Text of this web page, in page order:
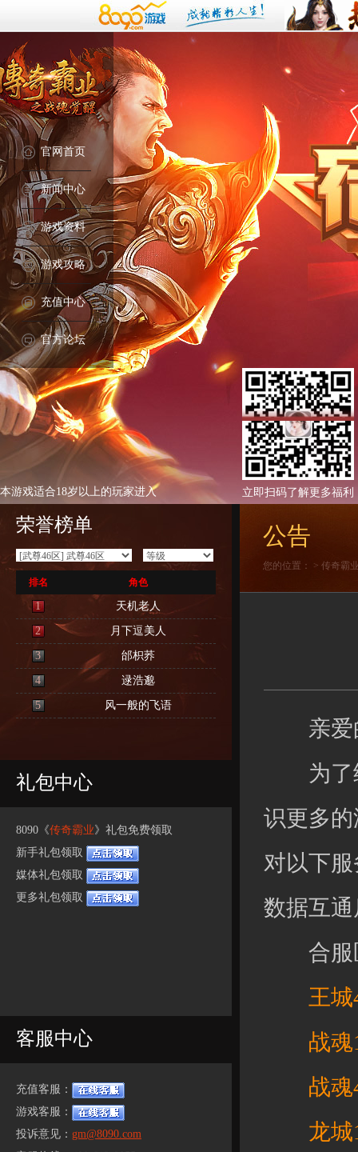
立即扫码了解更多福利
官网首页
新闻中心
游戏资料
游戏攻略
充值中心
官方论坛
本游戏适合18岁以上的玩家进入
荣誉榜单
排名 角色
1 天机老人
2 月下逗美人
3 邰枳荞
4 逯浩邈
5 风一般的飞语
礼包中心
8090《传奇霸业》礼包免费领取
新手礼包领取
媒体礼包领取
更多礼包领取
客服中心
充值客服：
游戏客服：
投诉意见： gm@8090.com
公告
您的位置： > 传奇霸
亲爱
为了给
识更多
对以下
数据互
合服
王城45
战魂15
战魂
龙城